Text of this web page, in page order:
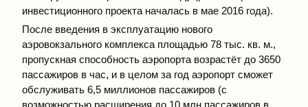
инвестиционного проекта началась в мае 2016 года).
После введения в эксплуатацию нового
аэровокзального комплекса площадью 78 тыс. кв. м.,
пропускная способность аэропорта возрастёт до 3650
пассажиров в час, и в целом за год аэропорт сможет
обслуживать 6,5 миллионов пассажиров (с
возможностью расширения до 10 млн пассажиров в